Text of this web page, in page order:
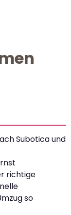
Subotica und
richtige
so